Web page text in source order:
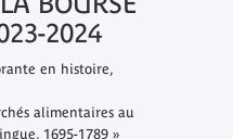
2024
en histoire,
alimentaires au
1695-1789 »